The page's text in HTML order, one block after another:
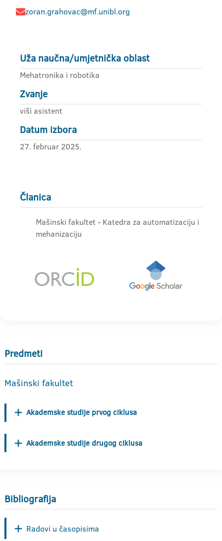
zoran.grahovac@mf.unibl.org
Uža naučna/umjetnička oblast
Mehatronika i robotika
Zvanje
viši asistent
Datum izbora
27. februar 2025.
Članica
Mašinski fakultet - Katedra za automatizaciju i
mehanizaciju
Predmeti
Mašinski fakultet
Akademske studije prvog ciklusa
Akademske studije drugog ciklusa
Bibliografija
Radovi u časopisima